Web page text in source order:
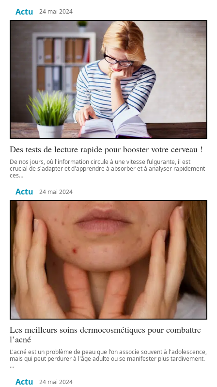
Actu 24 mai 2024
Des tests de lecture rapide pour booster votre cerveau !
De nos jours, où l'information circule à une vitesse fulgurante, il est
crucial de s'adapter et d'apprendre à absorber et à analyser rapidement
ces…
Actu 24 mai 2024
Les meilleurs soins dermocosmétiques pour combattre
l’acné
L'acné est un problème de peau que l'on associe souvent à l'adolescence,
mais qui peut perdurer à l'âge adulte ou se manifester plus tardivement.
…
Actu 24 mai 2024